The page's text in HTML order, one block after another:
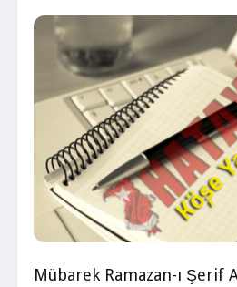
Mübarek Ramazan-ı Şerif